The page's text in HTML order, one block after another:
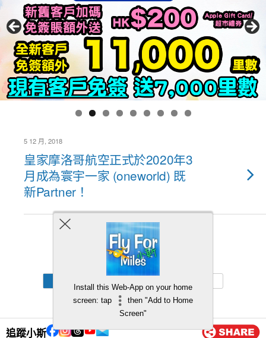
追蹤小斯
5 12 月, 2018
皇家摩洛哥航空正式於2020年3
月成為寰宇一家 (oneworld) 既
新Partner！
Back to top
Install this Web-App on your home
screen: tap
then "Add to Home
Screen"